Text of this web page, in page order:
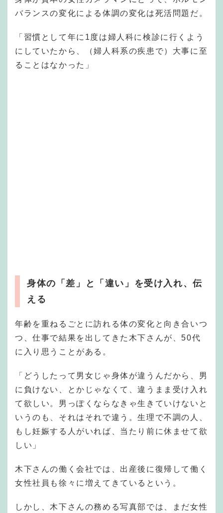
バランスの変化による体調の変化は死活問題だ。
「習慣として年に1度は婦人科に検診に行くよう
にしていたから、（婦人科系の疾患で）大事に至
ることはなかった」
身体の「差」と「違い」を受け入れ、伝
える
年齢を重ねるごとに訪れる体の変化と向き合いつ
つ、仕事で結果を出してきた木下さんが、50代
に入り思うことがある。
「どうしたって男女じゃ身体が違うんだから、男
に負けない、とかじゃなくて、違うまま受け入れ
て欲しい。男っぽくならなきゃ生きていけないと
いうのも、それはそれで違う。生理で不調の人、
もし妊娠する人がいれば、当たり前に休ませて欲
しい」
木下さんの働く会社では、出産後に復帰して働く
女性社員も徐々に増えてきているという。
しかし、木下さんの務める写真部では、まだ女性